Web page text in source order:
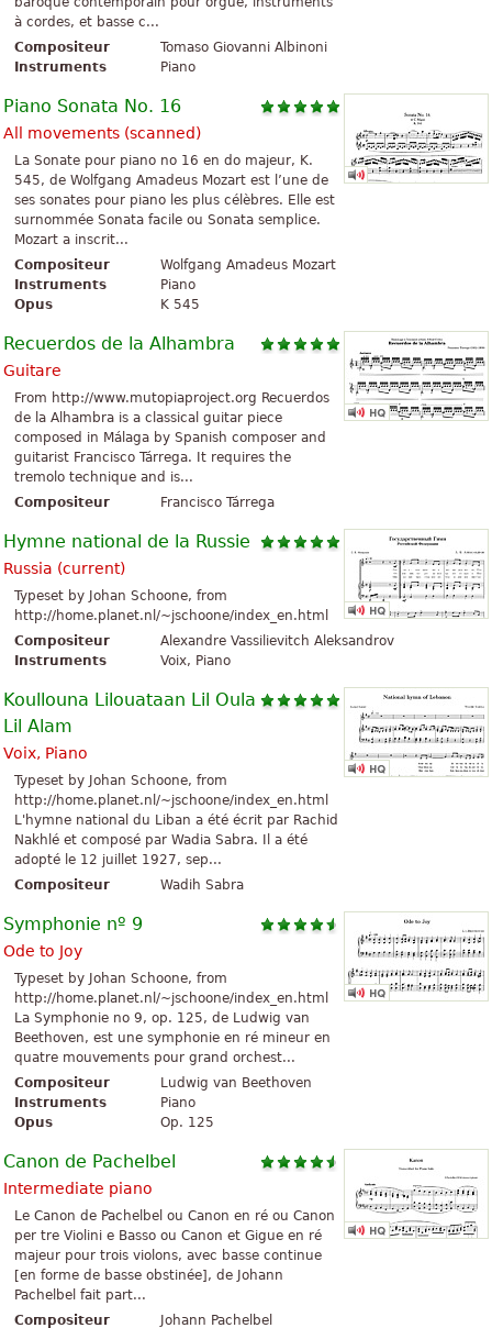
à cordes, et basse c...
Compositeur
Tomaso Giovanni Albinoni
Instruments
Piano
Piano Sonata No. 16
All movements (scanned)
La Sonate pour piano no 16 en do majeur, K.
545, de Wolfgang Amadeus Mozart est l’une de
ses sonates pour piano les plus célèbres. Elle est
surnommée Sonata facile ou Sonata semplice.
Mozart a inscrit...
Compositeur
Wolfgang Amadeus Mozart
Instruments
Piano
Opus
K 545
Recuerdos de la Alhambra
Guitare
From http://www.mutopiaproject.org Recuerdos
de la Alhambra is a classical guitar piece
composed in Málaga by Spanish composer and
guitarist Francisco Tárrega. It requires the
tremolo technique and is...
Compositeur
Francisco Tárrega
Hymne national de la Russie
Russia (current)
Typeset by Johan Schoone, from
http://home.planet.nl/~jschoone/index_en.html
Compositeur
Alexandre Vassilievitch Aleksandrov
Instruments
Voix, Piano
Koullouna Lilouataan Lil Oula
Lil Alam
Voix, Piano
Typeset by Johan Schoone, from
http://home.planet.nl/~jschoone/index_en.html
L'hymne national du Liban a été écrit par Rachid
Nakhlé et composé par Wadia Sabra. Il a été
adopté le 12 juillet 1927, sep...
Compositeur
Wadih Sabra
Symphonie nº 9
Ode to Joy
Typeset by Johan Schoone, from
http://home.planet.nl/~jschoone/index_en.html
La Symphonie no 9, op. 125, de Ludwig van
Beethoven, est une symphonie en ré mineur en
quatre mouvements pour grand orchest...
Compositeur
Ludwig van Beethoven
Instruments
Piano
Opus
Op. 125
Canon de Pachelbel
Intermediate piano
Le Canon de Pachelbel ou Canon en ré ou Canon
per tre Violini e Basso ou Canon et Gigue en ré
majeur pour trois violons, avec basse continue
[en forme de basse obstinée], de Johann
Pachelbel fait part...
Compositeur
Johann Pachelbel